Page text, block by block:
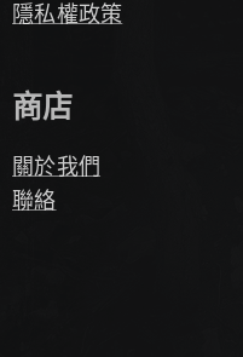
隱私權政策
商店
關於我們
聯絡